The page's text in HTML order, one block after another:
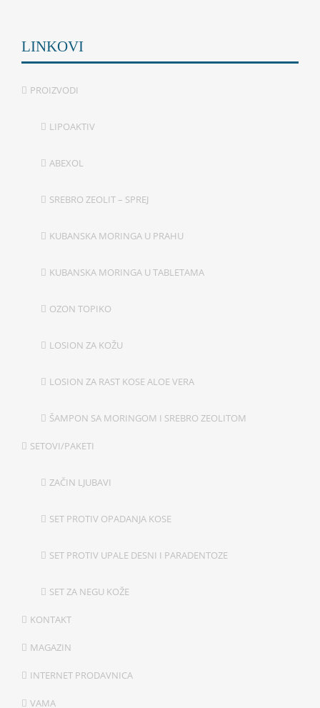
LINKOVI
PROIZVODI
LIPOAKTIV
ABEXOL
SREBRO ZEOLIT – SPREJ
KUBANSKA MORINGA U PRAHU
KUBANSKA MORINGA U TABLETAMA
OZON TOPIKO
LOSION ZA KOŽU
LOSION ZA RAST KOSE ALOE VERA
ŠAMPON SA MORINGOM I SREBRO ZEOLITOM
SETOVI/PAKETI
ZAČIN LJUBAVI
SET PROTIV OPADANJA KOSE
SET PROTIV UPALE DESNI I PARADENTOZE
SET ZA NEGU KOŽE
KONTAKT
MAGAZIN
INTERNET PRODAVNICA
VAMA